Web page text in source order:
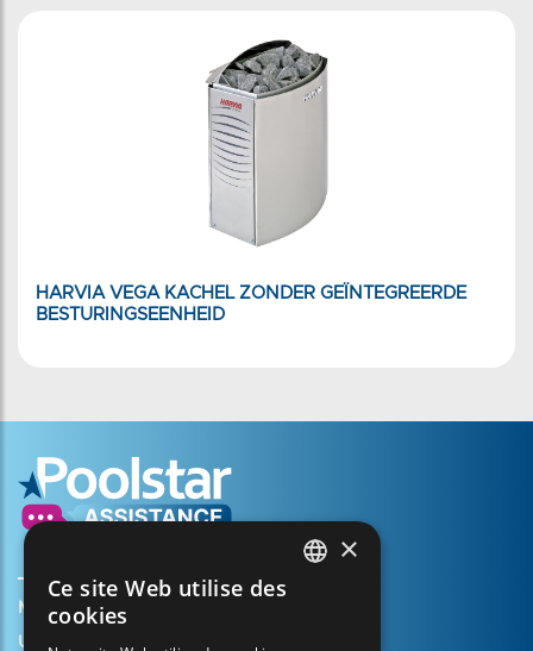
HARVIA VEGA KACHEL ZONDER GEÏNTEGREERDE
BESTURINGSEENHEID
Mijn account aanmaken
Uw mandje
FRENCH
×
Ce site Web utilise des
cookies